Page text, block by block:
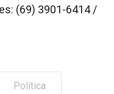
(69) 3901-6414 /
Política